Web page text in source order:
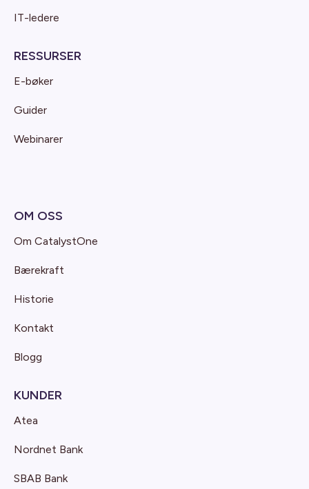
IT-ledere
RESSURSER
E-bøker
Guider
Webinarer
OM OSS
Om CatalystOne
Bærekraft
Historie
Kontakt
Blogg
KUNDER
Atea
Nordnet Bank
SBAB Bank